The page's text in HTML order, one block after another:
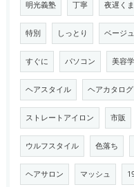
明光義塾 丁寧 夜遅く
特別 しっとり ベージュ
すぐに パソコン 美容
ヘアスタイル ヘアカタログ
ストレートアイロン 市販
ウルフスタイル 色落ち
ヘアサロン マッシュ